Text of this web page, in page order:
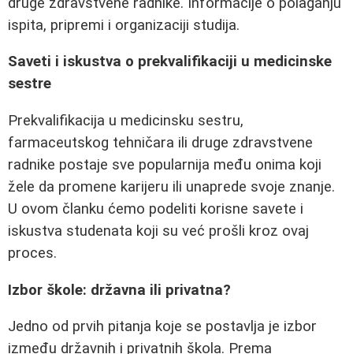
ispita, pripremi i organizaciji studija.
Saveti i iskustva o prekvalifikaciji u medicinske
sestre
Prekvalifikacija u medicinsku sestru,
farmaceutskog tehničara ili druge zdravstvene
radnike postaje sve popularnija među onima koji
žele da promene karijeru ili unaprede svoje znanje.
U ovom članku ćemo podeliti korisne savete i
iskustva studenata koji su već prošli kroz ovaj
proces.
Izbor škole: državna ili privatna?
Jedno od prvih pitanja koje se postavlja je izbor
između državnih i privatnih škola. Prema